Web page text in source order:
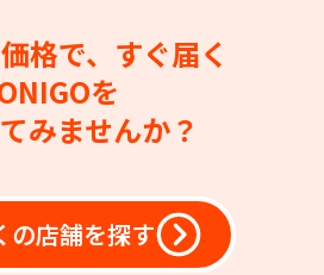
格で、すぐ届く
を
みませんか？
の店舗を探す